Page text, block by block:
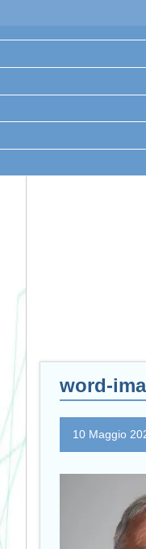
word-
10 Maggio